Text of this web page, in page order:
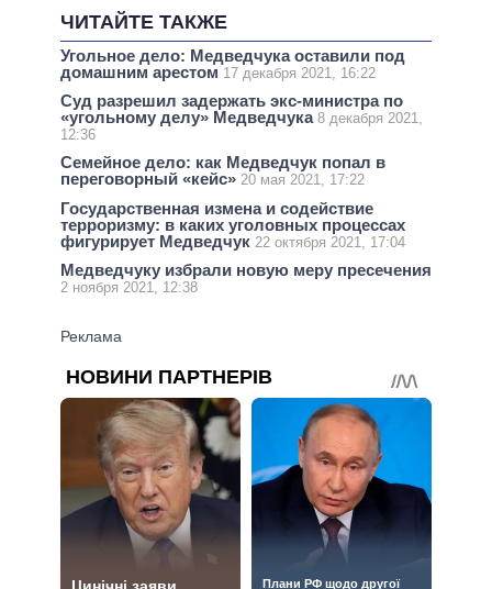
ЧИТАЙТЕ ТАКЖЕ
Угольное дело: Медведчука оставили под
домашним арестом 17 декабря 2021, 16:22
Суд разрешил задержать экс-министра по
«угольному делу» Медведчука 8 декабря 2021,
12:36
Семейное дело: как Медведчук попал в
переговорный «кейс» 20 мая 2021, 17:22
Государственная измена и содействие
терроризму: в каких уголовных процессах
фигурирует Медведчук 22 октября 2021, 17:04
Медведчуку избрали новую меру пресечения
2 ноября 2021, 12:38